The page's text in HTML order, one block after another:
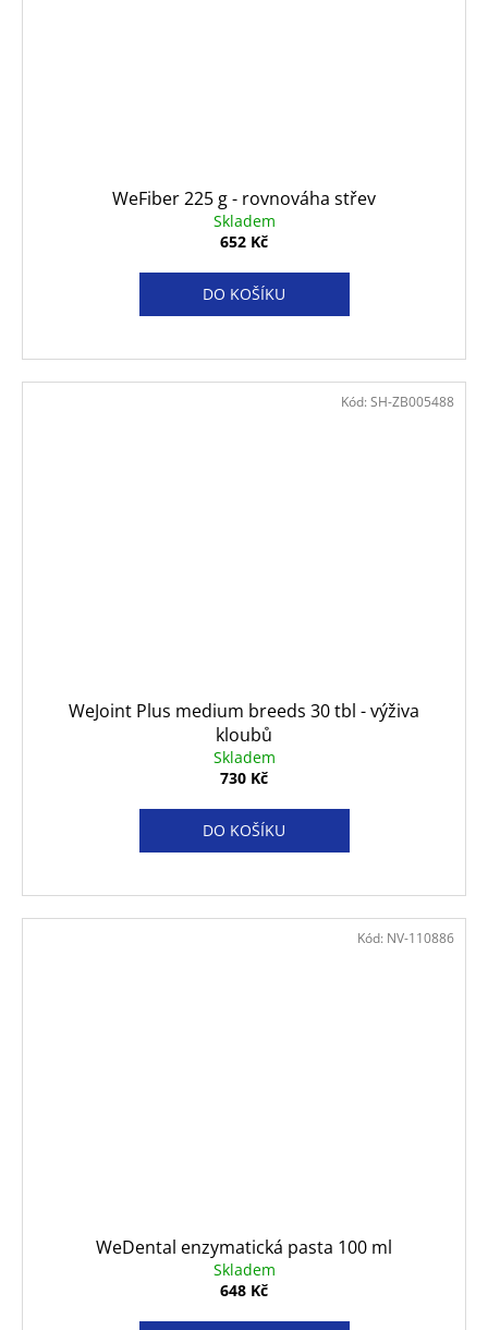
WeFiber 225 g - rovnováha střev
Skladem
652 Kč
DO KOŠÍKU
WeJoint Plus medium breeds 30 tbl - výživa
kloubů
Skladem
730 Kč
DO KOŠÍKU
Kód: SH-ZB005488
WeDental enzymatická pasta 100 ml
Skladem
648 Kč
Kód: NV-110886